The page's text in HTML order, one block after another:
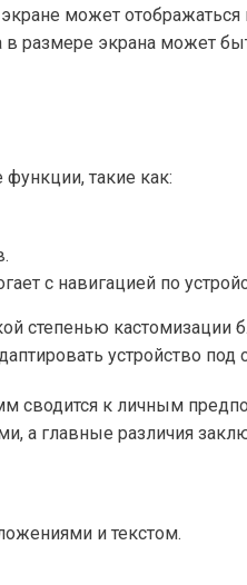
может
размере экрана может
такие как:
с навигацией по
степенью
устройство под
к личным
а главные различия
и текстом.